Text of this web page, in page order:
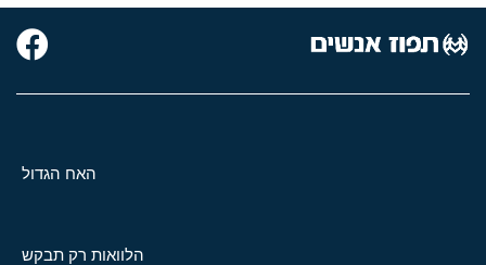
האח הגדול
הלוואות רק תבקש